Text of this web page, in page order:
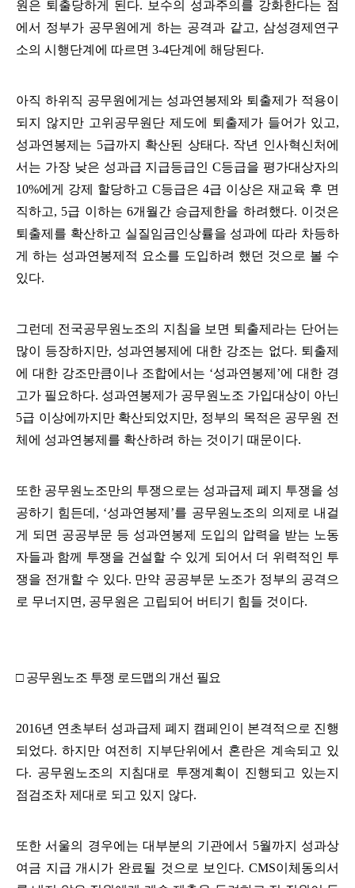
원은 퇴출당하게 된다. 보수의 성과주의를 강화한다는 점
에서 정부가 공무원에게 하는 공격과 같고, 삼성경제연구
소의 시행단계에 따르면 3-4단계에 해당된다.
아직 하위직 공무원에게는 성과연봉제와 퇴출제가 적용이
되지 않지만 고위공무원단 제도에 퇴출제가 들어가 있고,
성과연봉제는 5급까지 확산된 상태다. 작년 인사혁신처에
서는 가장 낮은 성과급 지급등급인C등급을 평가대상자의
10%에게 강제 할당하고 C등급은 4급 이상은 재교육 후 면
직하고, 5급 이하는6개월간 승급제한을 하려했다. 이것은
퇴출제를 확산하고 실질임금인상률을 성과에 따라 차등하
게 하는 성과연봉제적 요소를 도입하려 했던 것으로 볼 수
있다.
그런데 전국공무원노조의 지침을 보면 퇴출제라는 단어는
많이 등장하지만, 성과연봉제에 대한 강조는 없다. 퇴출제
에 대한 강조만큼이나 조합에서는 ‘성과연봉제 ’에 대한 경
고가 필요하다. 성과연봉제가 공무원노조 가입대상이 아닌
5급 이상에까지만 확산되었지만, 정부의 목적은 공무원 전
체에 성과연봉제를 확산하려 하는 것이기 때문이다.
또한 공무원노조만의 투쟁으로는 성과급제 폐지 투쟁을 성
공하기 힘든데 , ‘성과연봉제 ’를 공무원노조의 의제로 내걸
게 되면 공공부문 등 성과연봉제 도입의 압력을 받는 노동
자들과 함께 투쟁을 건설할 수 있게 되어서 더 위력적인 투
쟁을 전개할 수 있다. 만약 공공부문 노조가 정부의 공격으
로 무너지면 , 공무원은 고립되어 버티기 힘들 것이다.
□ 공무원노조 투쟁 로드맵의 개선 필요
2016년 연초부터 성과급제 폐지 캠페인이 본격적으로 진행
되었다. 하지만 여전히 지부단위에서 혼란은 계속되고 있
다. 공무원노조의 지침대로 투쟁계획이 진행되고 있는지
점검조차 제대로 되고 있지 않다.
또한 서울의 경우에는 대부분의 기관에서 5월까지 성과상
여금 지급 개시가 완료될 것으로 보인다. CMS이체동의서